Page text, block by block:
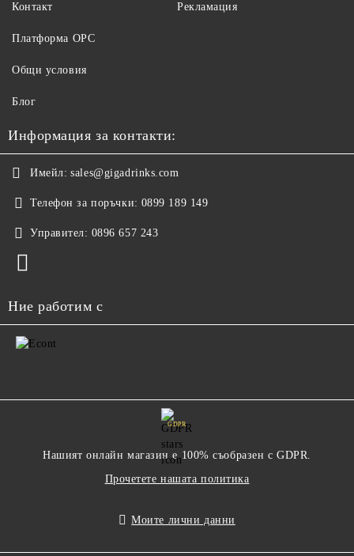
Контакт Рекламация
Платформа ОРС
Общи условия
Блог
Информация за контакти:
Имейл: sales@gigadrinks.com
Телефон за поръчки: 0899 189 149
Управител: 0896 657 243
Ние работим с
GDPR
Нашият онлайн магазин е 100% съобразен с GDPR.
Прочетете нашата политика
Моите лични данни